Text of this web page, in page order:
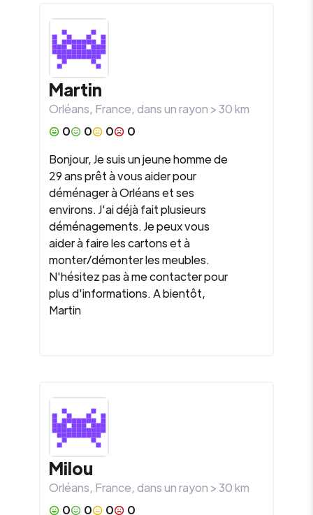
Martin
Orléans, France, dans un rayon >30km
0
0 0
0
Bonjour, Je suis un jeune homme de
29 ans prêt à vous aider pour
déménager à Orléans et ses
environs. J'ai déjà fait plusieurs
déménagements. Je peux vous
aider à faire les cartons et à
monter/démonter les meubles.
N'hésitez pas à me contacter pour
plus d'informations. A bientôt,
Martin
Milou
Orléans, France, dans un rayon >30km
0
0 0 0